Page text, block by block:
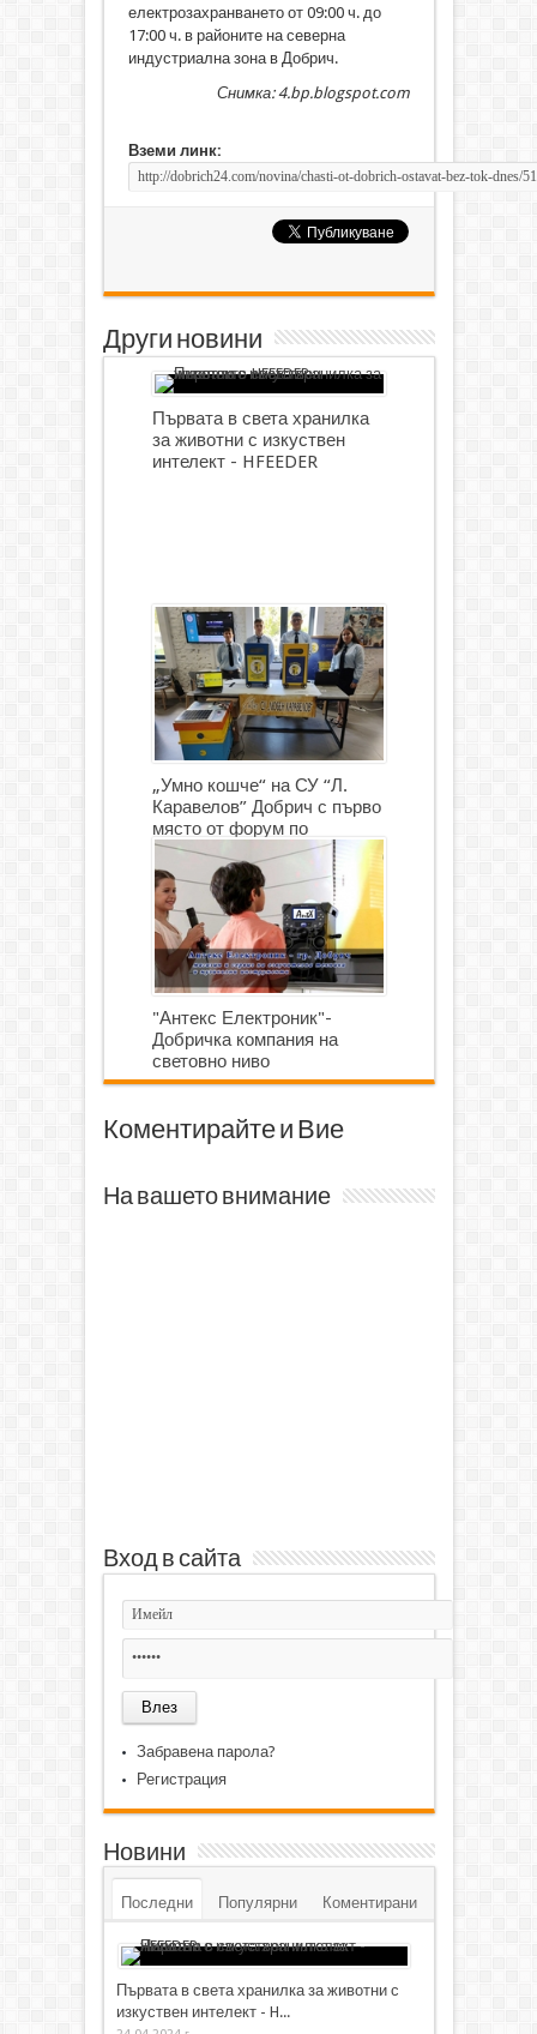
електрозахранването от 09:00 ч. до
17:00 ч. в районите на северна
индустриална зона в Добрич.
Снимка: 4.bp.blogspot.com
Вземи линк:
Други новини
Първата в света хранилка
за животни с изкуствен
интелект - HFEEDER
„Умно кошче“ на СУ “Л.
Каравелов” Добрич с първо
място от форум по
роботика
"Антекс Електроник"-
Добричка компания на
световно ниво
Коментирайте и Вие
На вашето внимание
Вход в сайта
Забравена парола?
Регистрация
Новини
Последни Популярни Коментирани
Първата в света хранилка за животни с
изкуствен интелект - H...